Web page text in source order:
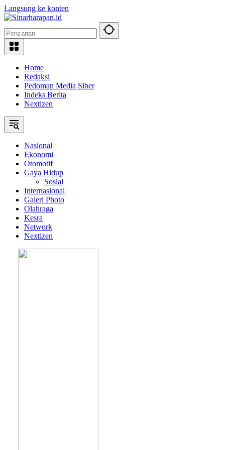
Langsung ke konten
Home
Redaksi
Pedoman Media Siber
Indeks Berita
Nextizen
Nasional
Ekonomi
Otomotif
Gaya Hidup
Sosial
Internasional
Galeri Photo
Olahraga
Kesra
Network
Nextizen